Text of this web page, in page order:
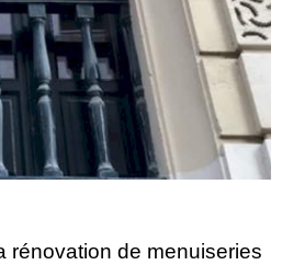
rénovation de menuiseries